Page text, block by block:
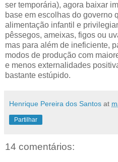
ser temporária), agora baixar
base em escolhas do governo
alimentação infantil e
pêssegos, ameixas, figos ou
mas para além de ineficiente,
modos de produção com
e menos externalidades
bastante estúpido.
Henrique Pereira dos Santos at
Partilhar
14 comentários: